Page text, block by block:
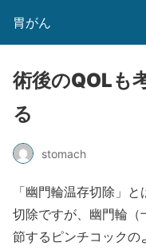
胃がん
術後のQOLも
る
stomach
「幽門輪温存切除」
切除ですが、幽門輪（
節するピンチコック